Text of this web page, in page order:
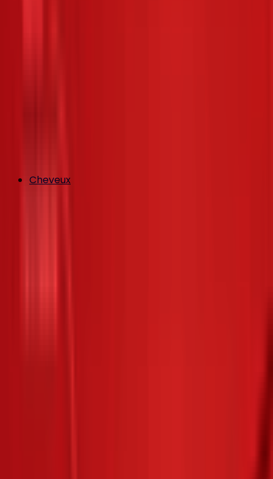
Cheveux